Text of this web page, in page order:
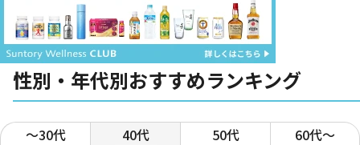
性別・年代別おすすめランキング
〜30代
40代
50代
60代〜